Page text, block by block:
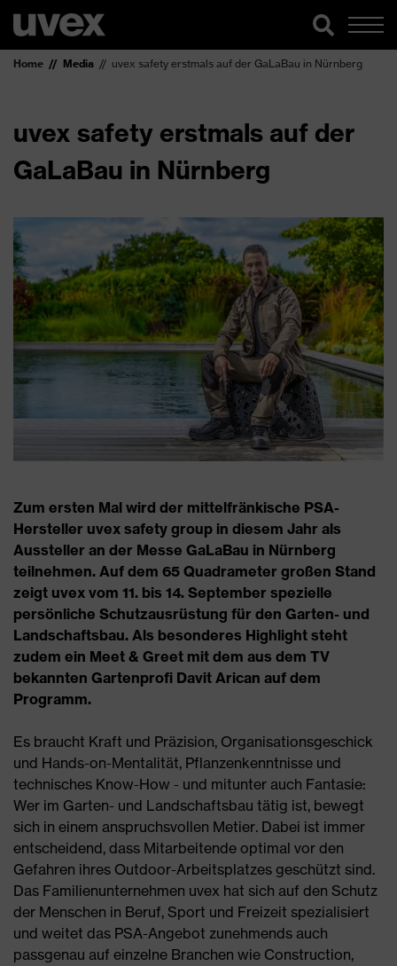
Home Media uvex safety erstmals auf der GaLaBau in Nürnberg
uvex safety erstmals auf der
GaLaBau in Nürnberg
Zum ersten Mal wird der mittelfränkische PSA-
Hersteller uvex safety group in diesem Jahr als
Aussteller an der Messe GaLaBau in Nürnberg
teilnehmen. Auf dem 65 Quadrameter großen Stand
zeigt uvex vom 11. bis 14. September spezielle
persönliche Schutzausrüstung für den Garten- und
Landschaftsbau. Als besonderes Highlight steht
zudem ein Meet & Greet mit dem aus dem TV
bekannten Gartenprofi Davit Arican auf dem
Programm.
Es braucht Kraft und Präzision, Organisationsgeschick
und Hands-on-Mentalität, Pflanzenkenntnisse und
technisches Know-How - und mitunter auch Fantasie:
Wer im Garten- und Landschaftsbau tätig ist, bewegt
sich in einem anspruchsvollen Metier. Dabei ist immer
entscheidend, dass Mitarbeitende optimal vor den
Gefahren ihres Outdoor-Arbeitsplatzes geschützt sind.
Das Familienunternehmen uvex hat sich auf den Schutz
der Menschen in Beruf, Sport und Freizeit spezialisiert
und weitet das PSA-Angebot zunehmends auch
passgenau auf einzelne Branchen wie Construction,